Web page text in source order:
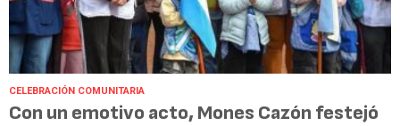
CELEBRACIÓN COMUNITARIA
Con un emotivo acto, Mones Cazón festejó